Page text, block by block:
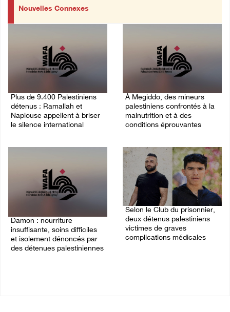
Nouvelles Connexes
Plus de 9.400 Palestiniens
détenus : Ramallah et
Naplouse appellent à briser
le silence international
À Megiddo, des mineurs
palestiniens confrontés à la
malnutrition et à des
conditions éprouvantes
Damon : nourriture
insuffisante, soins difficiles
et isolement dénoncés par
des détenues palestiniennes
Selon le Club du prisonnier,
deux détenus palestiniens
victimes de graves
complications médicales